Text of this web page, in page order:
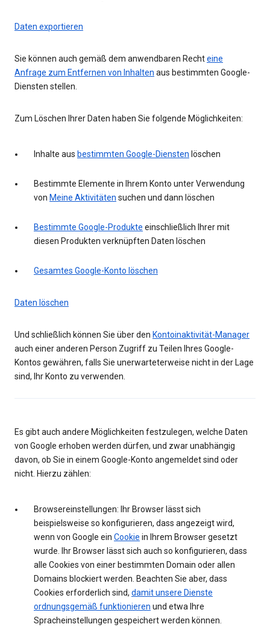
Daten exportieren
Sie können auch gemäß dem anwendbaren Rechteine
Anfrage zum Entfernen von Inhalten aus bestimmten Google-
Diensten stellen.
Zum Löschen Ihrer Daten haben Sie folgende Möglichkeiten:
Inhalte aus bestimmten Google-Diensten löschen
Bestimmte Elemente in Ihrem Konto unter Verwendung
von Meine Aktivitäten suchen und dann löschen
Bestimmte Google-Produkte einschließlich Ihrer mit
diesen Produkten verknüpften Daten löschen
Gesamtes Google-Konto löschen
Daten löschen
Und schließlich können Sie über den Kontoinaktivität-Manager
auch einer anderen Person Zugriff zu Teilen Ihres Google-
Kontos gewähren, falls Sie unerwarteterweise nicht in der Lage
sind, Ihr Konto zu verwenden.
Es gibt auch andere Möglichkeiten festzulegen, welche Daten
von Google erhoben werden dürfen, und zwar unabhängig
davon, ob Sie in einem Google-Konto angemeldet sind oder
nicht. Hierzu zählen:
Browsereinstellungen: Ihr Browser lässt sich
beispielsweise so konfigurieren, dass angezeigt wird,
wenn von Google ein Cookie in Ihrem Browser gesetzt
wurde. Ihr Browser lässt sich auch so konfigurieren, dass
alle Cookies von einer bestimmten Domain oder allen
Domains blockiert werden. Beachten Sie aber, dass
Cookies erforderlich sind, damit unsere Dienste
ordnungsgemäß funktionieren und etwa Ihre
Spracheinstellungen gespeichert werden können.